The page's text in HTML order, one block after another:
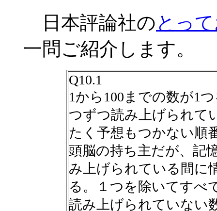
日本評論社のとっ
一問ご紹介します。
Q10.1
1から100までの数が1
つずつ読み上げられて
たく予想もつかない順
頭脳の持ち主だが、記
み上げられている間に
る。１つを除いてすべ
読み上げられていない